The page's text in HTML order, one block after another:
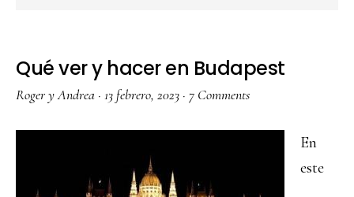
Qué ver y hacer en Budapest
Roger y Andrea · 13 febrero, 2023 · 7 Comments
En
este